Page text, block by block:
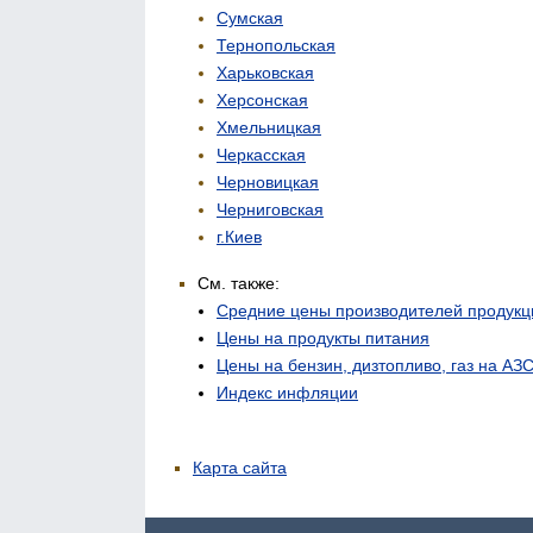
Сумская
Тернопольская
Харьковская
Херсонская
Хмельницкая
Черкасская
Черновицкая
Черниговская
г.Киев
См. также:
Средние цены производителей
Цены на продукты питания
Цены на бензин, дизтопливо, газ на
Индекс инфляции
Карта сайта